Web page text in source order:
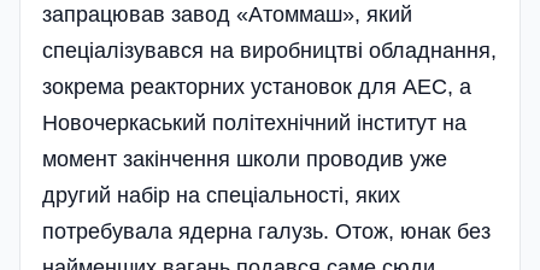
запрацював завод «Атоммаш», який
спеціалізувався на виробництві обладнання,
зокрема реакторних установок для АЕС, а
Новочеркаський політехнічний інститут на
момент закінчення школи проводив уже
другий набір на спеціальності, яких
потребувала ядерна галузь. Отож, юнак без